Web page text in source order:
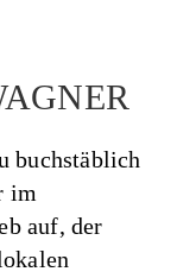
buchstäblich
im
auf, der